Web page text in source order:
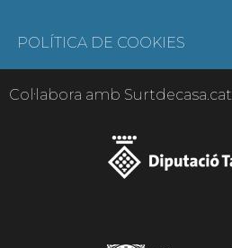
POLÍTICA DE COOKIES
Col·labora amb Surtdecasa.cat